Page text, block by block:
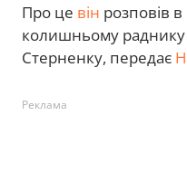
Про це він розповів
колишньому раднику
Стерненку, передає
Реклама